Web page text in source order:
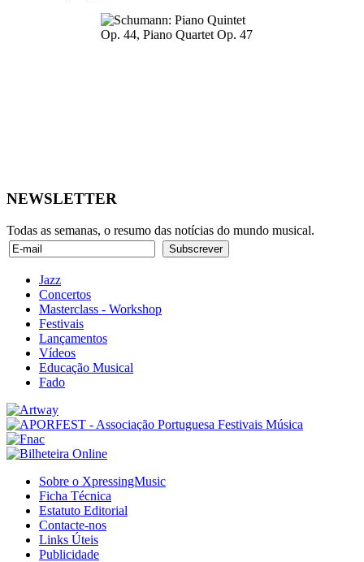
NEWSLETTER
Todas as semanas, o resumo das notícias do mundo musical.
Jazz
Concertos
Masterclass - Workshop
Festivais
Lançamentos
Vídeos
Educação Musical
Fado
Sobre o XpressingMusic
Ficha Técnica
Estatuto Editorial
Contacte-nos
Links Úteis
Publicidade